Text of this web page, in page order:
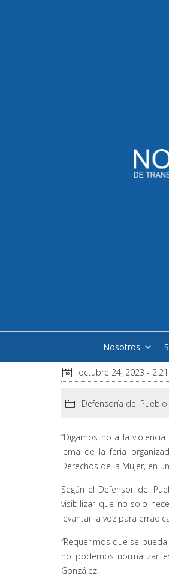
Nosotros
octubre 24, 2023 -
Defensoría del Pueblo
“Digamos no a la
lema de la feria
Derechos de la Mujer, en
Según el Defensor del
visibilizar que no solo
levantar la voz para
“Requerimos que se
no podemos normalizar
González.